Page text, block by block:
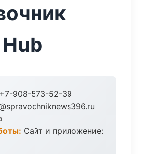
+7-908-573-52-39
Сайт и приложение: